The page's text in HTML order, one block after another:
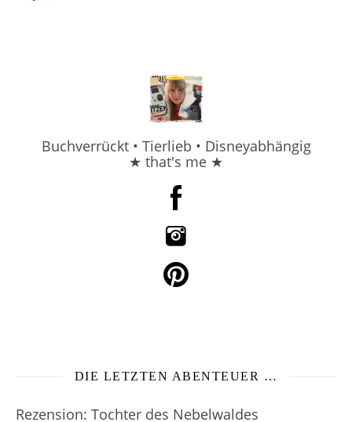
Buchverrückt • Tierlieb • Disneyabhängig
★ that's me ★
DIE LETZTEN ABENTEUER …
Rezension: Tochter des Nebelwaldes